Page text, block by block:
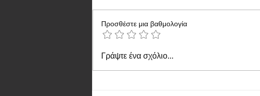
Το Vivo X300 θα έχει σημαντικά
Προσθέστε μια βαθμολογία
Γράψτε ένα σχόλιο...